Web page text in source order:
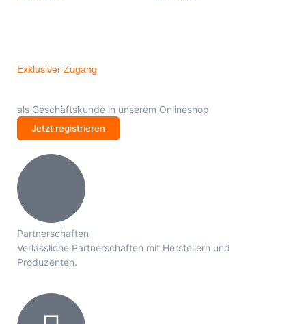
Exklusiver Zugang
als Geschäftskunde in unserem Onlineshop
Jetzt registrieren
Partnerschaften
Verlässliche Partnerschaften mit Herstellern und
Produzenten.